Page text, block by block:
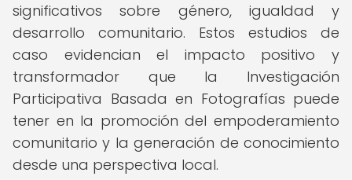
significativos sobre género, igualdad y
desarrollo comunitario. Estos estudios de
caso evidencian el impacto positivo y
transformador que la Investigación
Participativa Basada en Fotografías puede
tener en la promoción del empoderamiento
comunitario y la generación de conocimiento
desde una perspectiva local.